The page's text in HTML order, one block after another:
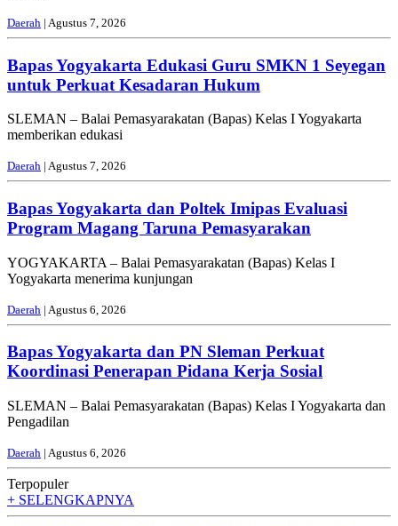
Daerah | Agustus 7, 2026
Bapas Yogyakarta Edukasi Guru SMKN 1 Seyegan
untuk Perkuat Kesadaran Hukum
SLEMAN – Balai Pemasyarakatan (Bapas) Kelas I Yogyakarta
memberikan edukasi
Daerah | Agustus 7, 2026
Bapas Yogyakarta dan Poltek Imipas Evaluasi
Program Magang Taruna Pemasyarakan
YOGYAKARTA – Balai Pemasyarakatan (Bapas) Kelas I
Yogyakarta menerima kunjungan
Daerah | Agustus 6, 2026
Bapas Yogyakarta dan PN Sleman Perkuat
Koordinasi Penerapan Pidana Kerja Sosial
SLEMAN – Balai Pemasyarakatan (Bapas) Kelas I Yogyakarta dan
Pengadilan
Daerah | Agustus 6, 2026
Terpopuler
+ SELENGKAPNYA